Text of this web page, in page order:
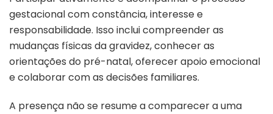
gestacional com constância, interesse e
responsabilidade. Isso inclui compreender as
mudanças físicas da gravidez, conhecer as
orientações do pré-natal, oferecer apoio emocional
e colaborar com as decisões familiares.
A presença não se resume a comparecer a uma